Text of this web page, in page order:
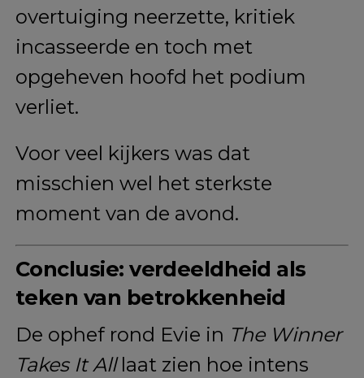
overtuiging neerzette, kritiek
incasseerde en toch met
opgeheven hoofd het podium
verliet.
Voor veel kijkers was dat
misschien wel het sterkste
moment van de avond.
Conclusie: verdeeldheid als
teken van betrokkenheid
De ophef rond Evie in The Winner
Takes It Alllaat zien hoe intens